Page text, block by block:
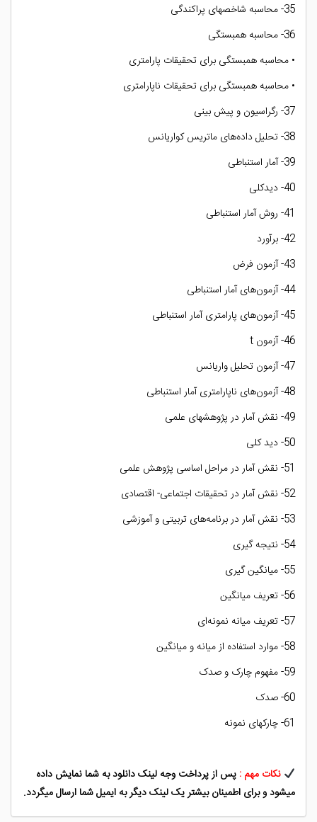
35- محاسبه شاخصهای پراکندگی
36- محاسبه همبستگی
• محاسبه همبستگی برای تحقیقات پارامتری
• محاسبه همبستگی برای تحقیقات ناپارامتری
37- رگراسیون و پیش بینی
38- تحلیل داده‌های ماتریس کواریانس
39- آمار استنباطی
40- دیدکلی
41- روش آمار استنباطی
42- برآورد
43- آزمون فرض
44- آزمون‌های آمار استنباطی
45- آزمون‌های پارامتری آمار استنباطی
46- آزمون t
47- آزمون تحلیل واریانس
48- آزمون‌های ناپارامتری آمار استنباطی
49- نقش آمار در پژوهشهای علمی
50- دید کلی
51- نقش آمار در مراحل اساسی پژوهش علمی
52- نقش آمار در تحقیقات اجتماعی- اقتصادی
53- نقش آمار در برنامه‌های تربیتی و آموزشی
54- نتیجه گیری
55- میانگین گیری
56- تعریف میانگین
57- تعریف میانه نمونه‌ای
58- موارد استفاده از میانه و میانگین
59- مفهوم چارک و صدک
60- صدک
61- چارکهای نمونه
نکات مهم : پس از پرداخت وجه لینک دانلود به شما نمایش داده
میشود و برای اطمینان بیشتر یک لینک دیگر به ایمیل شما ارسال میگردد.